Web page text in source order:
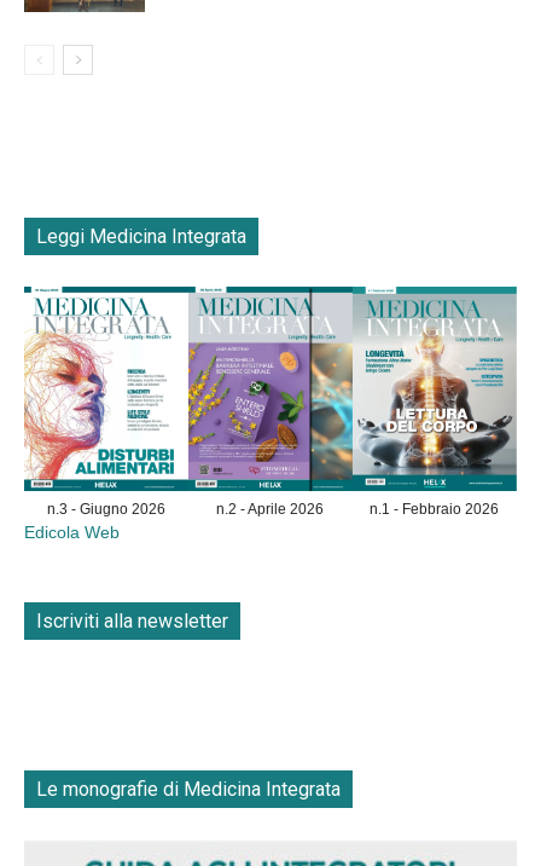
Leggi Medicina Integrata
n.3 - Giugno 2026 n.2 - Aprile 2026 n.1 - Febbraio 2026
Edicola Web
Iscriviti alla newsletter
Le monografie di Medicina Integrata